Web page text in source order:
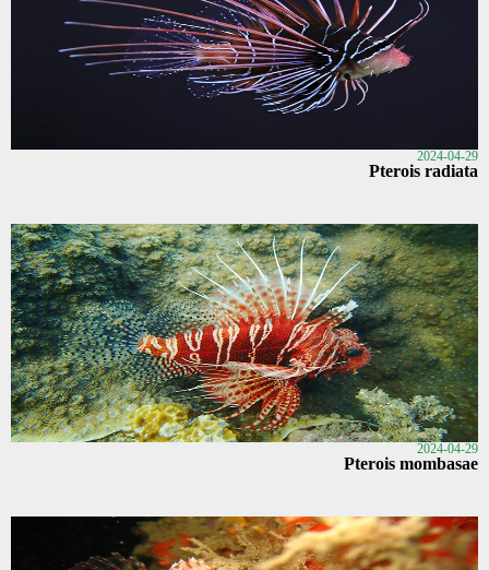
2024-04-29
Pterois radiata
2024-04-29
Pterois mombasae